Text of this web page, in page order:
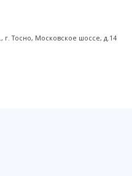
г. Тоcно, Московское шоссе, д.14